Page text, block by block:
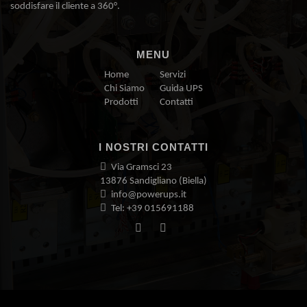
soddisfare il cliente a 360°.
MENU
Home
Chi Siamo
Prodotti
Servizi
Guida UPS
Contatti
I NOSTRI CONTATTI
Via Gramsci 23
13876 Sandigliano (Biella)
info@powerups.it
Tel: +39 015691188